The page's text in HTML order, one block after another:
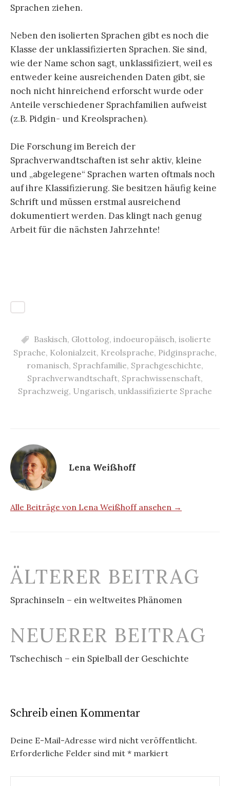
Sprachen ziehen.
Neben den isolierten Sprachen gibt es noch die
Klasse der unklassifizierten Sprachen. Sie sind,
wie der Name schon sagt, unklassifiziert, weil es
entweder keine ausreichenden Daten gibt, sie
noch nicht hinreichend erforscht wurde oder
Anteile verschiedener Sprachfamilien aufweist
(z.B. Pidgin- und Kreolsprachen).
Die Forschung im Bereich der
Sprachverwandtschaften ist sehr aktiv, kleine
und „abgelegene“ Sprachen warten oftmals noch
auf ihre Klassifizierung. Sie besitzen häufig keine
Schrift und müssen erstmal ausreichend
dokumentiert werden. Das klingt nach genug
Arbeit für die nächsten Jahrzehnte!
Baskisch, Glottolog, indoeuropäisch, isolierte
Sprache, Kolonialzeit, Kreolsprache, Pidginsprache,
romanisch, Sprachfamilie, Sprachgeschichte,
Sprachverwandtschaft, Sprachwissenschaft,
Sprachzweig, Ungarisch, unklassifizierte Sprache
Lena Weißhoff
Alle Beiträge von Lena Weißhoff ansehen →
Beitrags-
ÄLTERER BEITRAG
Sprachinseln – ein weltweites Phänomen
NEUERER BEITRAG
Tschechisch – ein Spielball der Geschichte
Schreib einen Kommentar
Deine E-Mail-Adresse wird nicht veröffentlicht.
Erforderliche Felder sind mit * markiert